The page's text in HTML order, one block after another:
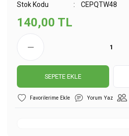
Stok Kodu
CEPQTW48
140,00 TL
SEPETE EKLE
Yorum Yaz